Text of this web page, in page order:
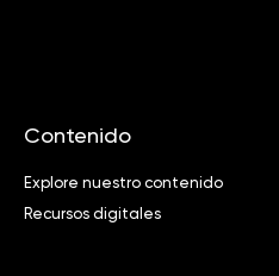
Contenido
Explore nuestro contenido
Recursos digitales